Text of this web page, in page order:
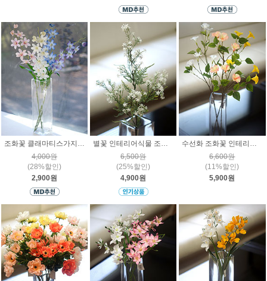
조화꽃 클래마티스가지 인테리어 실크플라워
4,000원
(28%할인)
2,900원
별꽃 인테리어식물 조화 나무가지
6,500원
(25%할인)
4,900원
수선화 조화꽃 인테리어 장식 인조꽃 줄기조화 벽걸이 플라워 소품
6,600원
(11%할인)
5,900원